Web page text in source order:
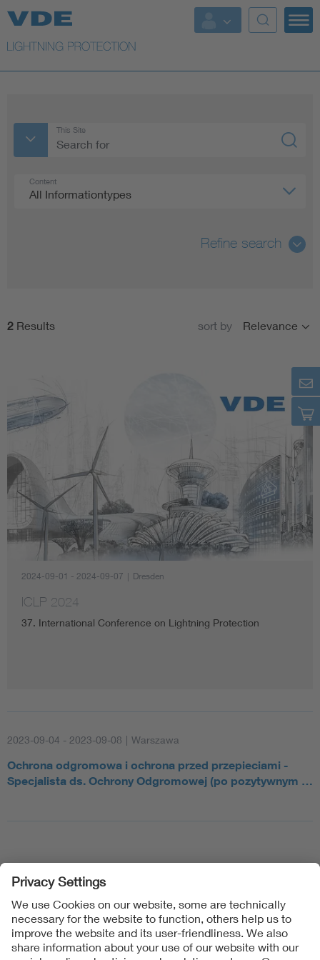
More Topics
This Site
Content
All Informationtypes
Refine search
2 Results sort by Relevance
2024-09-01 - 2024-09-07 | Dresden
ICLP 2024
37. International Conference on Lightning Protection
2023-09-04 - 2023-09-08 | Warszawa
Ochrona odgromowa i ochrona przed przepieciami -
Specjalista ds. Ochrony Odgromowej (po pozytywnym …
Follow Us